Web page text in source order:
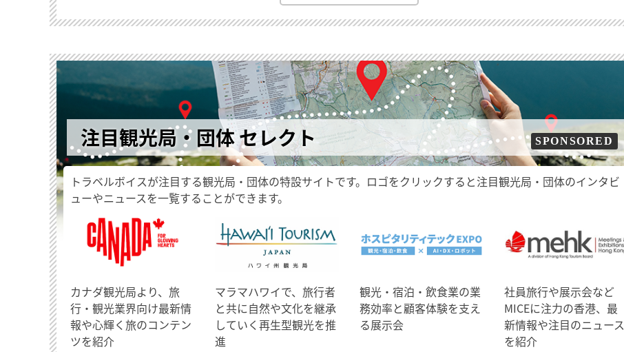
注目観光局・団体 セレクト SPONSORED
トラベルボイスが注目する観光局・団体の特設サイトです。ロゴをクリックすると注目観光局・団体のインタビ
ューやニュースを一覧することができます。
​カナダ観光局より、旅
行・観光業界向け最新情
報や心輝く旅のコンテン
ツを紹介
マラマハワイで、旅行者
と共に自然や文化を継承
していく再生型観光を推
進
観光・宿泊・飲食業の業
務効率と顧客体験を支え
る展示会
社員旅行や展示会など
MICEに注力の香港、最
新情報や注目のニュース
を紹介